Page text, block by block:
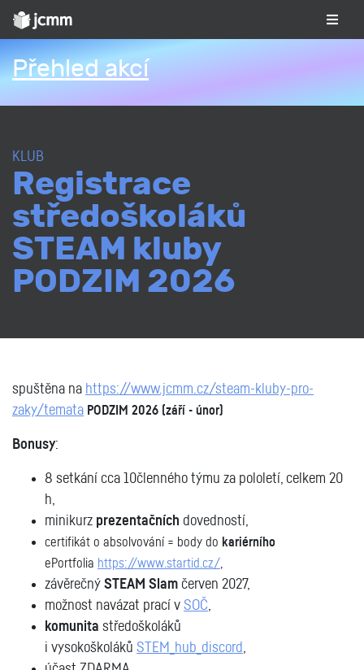
Přehled akcí
KLUB
Registrace
středoškoláků
STEAM kluby
PODZIM 2026
spuštěna na https://www.jcmm.cz/steam-kluby-pro-
zaky/temata PODZIM 2026 (září - únor)
Bonusy:
8 setkání cca 10členného týmu za pololetí, celkem 20
h,
minikurz prezentačních dovedností
certifikát o absolvování = body do kariérního
ePortfolia https://www.startid.cz/
závěrečný STEAM Slam červen 2027,
možnost navázat prací v SOČ
komunita středoškoláků
i vysokoškoláků STEM_hub_discord